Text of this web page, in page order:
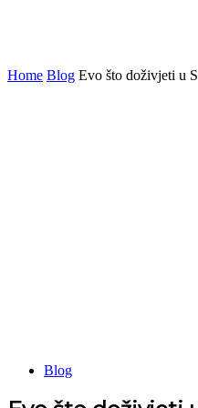
Home Blog Evo što doživjeti u
Blog